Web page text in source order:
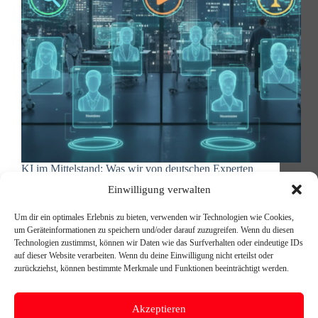
Einwilligung verwalten
Um dir ein optimales Erlebnis zu bieten, verwenden wir Technologien wie Cookies,
um Geräteinformationen zu speichern und/oder darauf zuzugreifen. Wenn du diesen
Technologien zustimmst, können wir Daten wie das Surfverhalten oder eindeutige IDs
auf dieser Website verarbeiten. Wenn du deine Einwilligung nicht erteilst oder
zurückziehst, können bestimmte Merkmale und Funktionen beeinträchtigt werden.
Akzeptieren
KI im Mittelstand: Was wir von deutschen Experten
Geschäftsführer 4Green Communications und
Deutsche KI-Experten zeigen praktische Wege
Während große Tech-Konzerne mit spektakulären
Ankündigungen Schlagzeilen machen, arbeiten…
Michael Reischer
10. Dezember 2025